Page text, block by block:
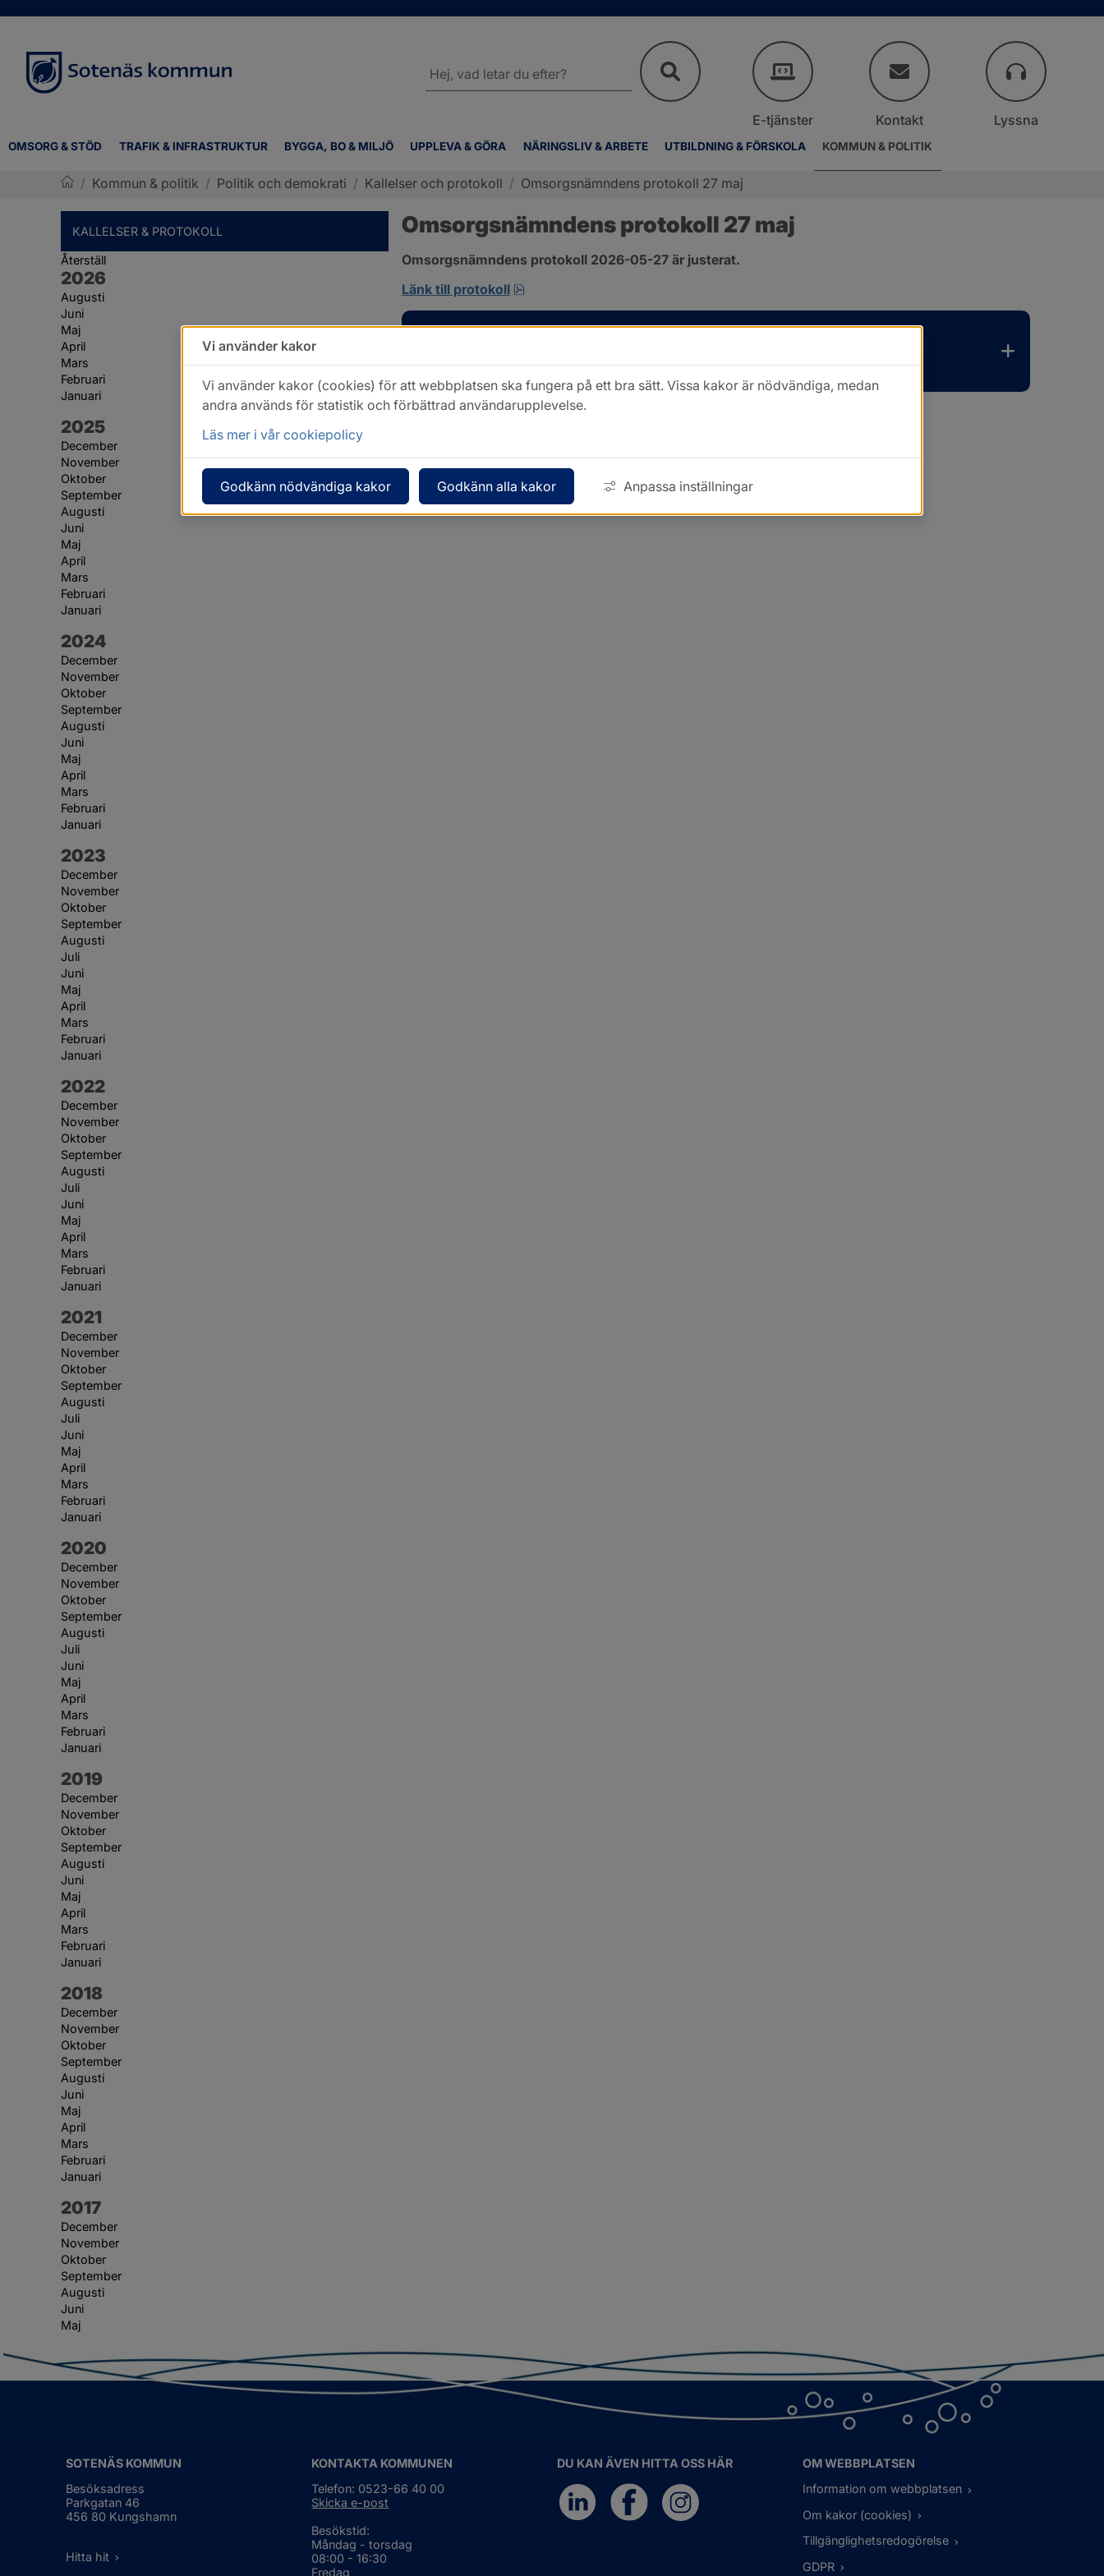
OMSORG & STÖD TRAFIK & INFRASTRUKTUR BYGGA, BO & MILJÖ UPPLEVA & GÖRA NÄRINGSLIV & ARBETE UTBILDNING & FÖRSKOLA KOMMUN & POLITIK
webbplatsen
E-tjänster Kontakt Lyssna
/ Kommun & politik / Politik och demokrati / Kallelser och protokoll / Omsorgsnämndens protokoll 27 maj
KALLELSER & PROTOKOLL
Återställ
År:
2026
Augusti
Juni
Maj
April
Mars
Februari
Januari
År:
2025
December
November
Oktober
September
Augusti
Juni
Maj
April
Mars
Februari
Januari
År:
2024
December
November
Oktober
September
Augusti
Juni
Maj
April
Mars
Februari
Januari
År:
2023
December
November
Oktober
September
Augusti
Juli
Juni
Maj
April
Mars
Februari
Januari
År:
2022
December
November
Oktober
September
Augusti
Juli
Juni
Maj
April
Mars
Februari
Januari
År:
2021
December
November
Oktober
September
Augusti
Juli
Juni
Maj
April
Mars
Februari
Januari
År:
2020
December
November
Oktober
September
Augusti
Juli
Juni
Maj
April
Mars
Februari
Januari
År:
2019
December
November
Oktober
September
Augusti
Juni
Maj
April
Mars
Februari
Januari
År:
2018
December
November
Oktober
September
Augusti
Juni
Maj
April
Mars
Februari
Januari
År:
2017
December
November
Oktober
September
Augusti
Juni
Maj
Omsorgsnämndens protokoll 27 maj
Omsorgsnämndens protokoll 2026-05-27 är justerat.
Länk till protokoll
pdf, 310.3 kB, öppnas i nytt fönster.
SOTENÄS KOMMUN
Besöksadress
Parkgatan 46
456 80 Kungshamn
Hitta hit
KONTAKTA KOMMUNEN
Telefon: 0523-66 40 00
Skicka e-post
Besökstid:
Måndag - torsdag
08:00 - 16:30
Fredag
DU KAN ÄVEN HITTA OSS HÄR
OM WEBBPLATSEN
Information om webbplatsen
Om kakor (cookies)
Tillgänglighetsredogörelse
GDPR
Vi använder kakor
Vi använder kakor (cookies) för att webbplatsen ska fungera på ett bra sätt. Vissa kakor är nödvändiga, medan
andra används för statistik och förbättrad användarupplevelse.
Läs mer i vår cookiepolicy
Godkänn nödvändiga kakor Godkänn alla kakor Anpassa inställningar